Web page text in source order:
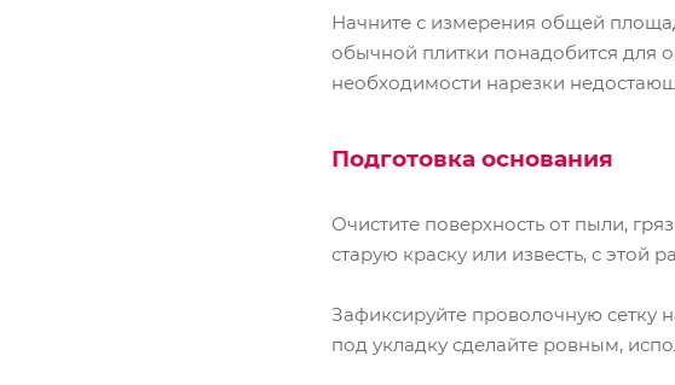
Начните с измерения общей
обычной плитки понадобится для
необходимости нарезки
Подготовка основания
Очистите поверхность от пыли,
старую краску или известь, с этой
Зафиксируйте проволочную
под укладку сделайте ровным,